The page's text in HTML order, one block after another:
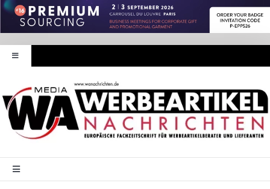
Zum
Inhalt
springen
Toggle
Navigation
Werbeartikel Nachrichten
E-Paper
WA Media
Toggle